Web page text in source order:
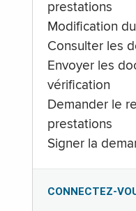
prestations
Modification
Consulter les
Envoyer les
vérification
Demander le
prestations
Signer la
CONNECTEZ-